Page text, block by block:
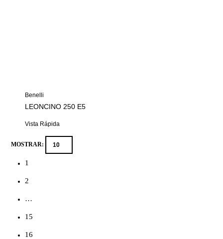
Benelli
LEONCINO 250 E5
Vista Rápida
MOSTRAR:
1
2
…
15
16